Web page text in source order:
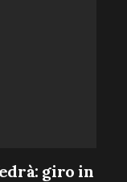
giro in